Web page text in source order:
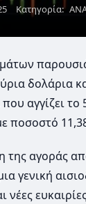
Κατηγορία:
δολάρια
αγγίζει
ποσοστό
αγοράς
γενική
νέες